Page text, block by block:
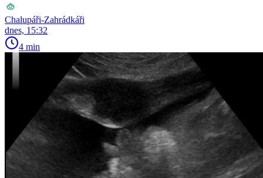
Chalupáři-Zahrádkáři
dnes, 15:32
4 min